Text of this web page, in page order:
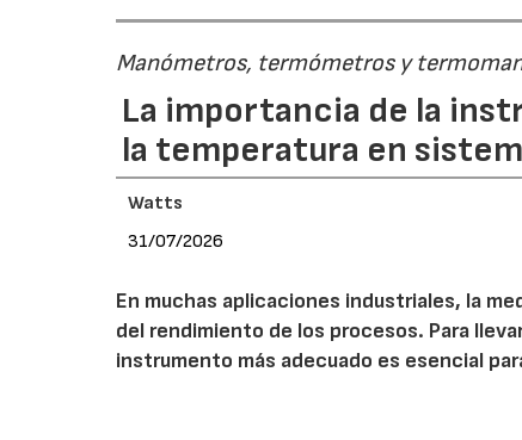
Manómetros, termómetros y
La importancia de la
la temperatura en
Watts
31/07/2026
En muchas aplicaciones industriales, la
del rendimiento de los procesos. Para
instrumento más adecuado es esencial